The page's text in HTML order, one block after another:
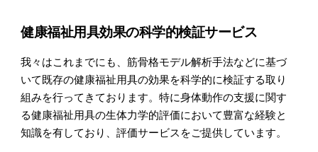
健康福祉用具効果の科学的検証サービス
我々はこれまでにも、筋骨格モデル解析手法などに基づ
いて既存の健康福祉用具の効果を科学的に検証する取り
組みを行ってきております。特に身体動作の支援に関す
る健康福祉用具の生体力学的評価において豊富な経験と
知識を有しており
、評価サービスをご提供しています。